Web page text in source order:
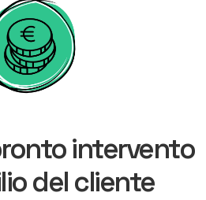
intervento
del cliente